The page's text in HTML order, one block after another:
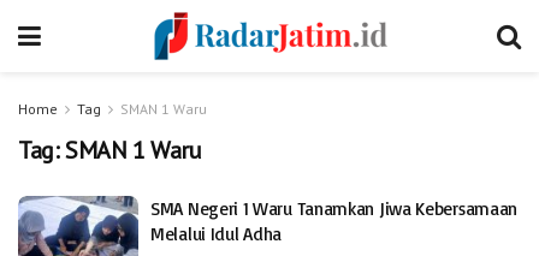
Home Tag SMAN 1 Waru
Tag:SMAN 1 Waru
SMA Negeri 1 Waru Tanamkan Jiwa Kebersamaan
Melalui Idul Adha